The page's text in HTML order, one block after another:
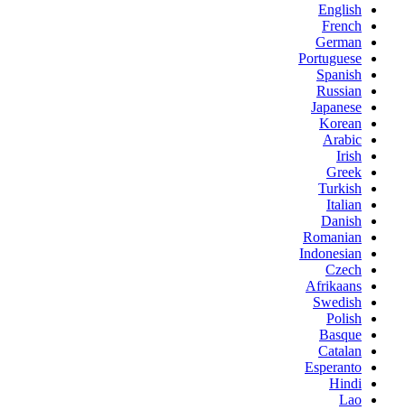
English
French
German
Portuguese
Spanish
Russian
Japanese
Korean
Arabic
Irish
Greek
Turkish
Italian
Danish
Romanian
Indonesian
Czech
Afrikaans
Swedish
Polish
Basque
Catalan
Esperanto
Hindi
Lao